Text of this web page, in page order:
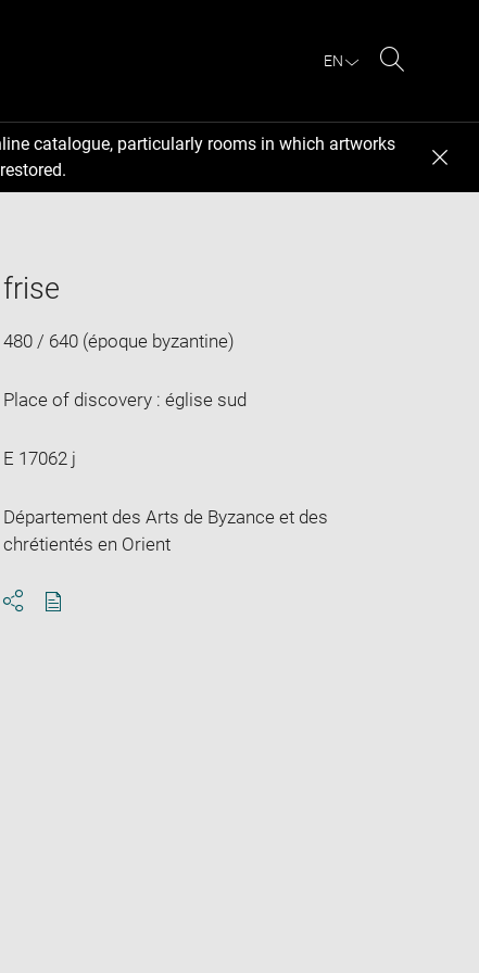
EN
catalogue, particularly rooms in which artworks
frise
480 / 640 (époque byzantine)
Place of discovery : église sud
E 17062 j
Département des Arts de Byzance et des
chrétientés en Orient